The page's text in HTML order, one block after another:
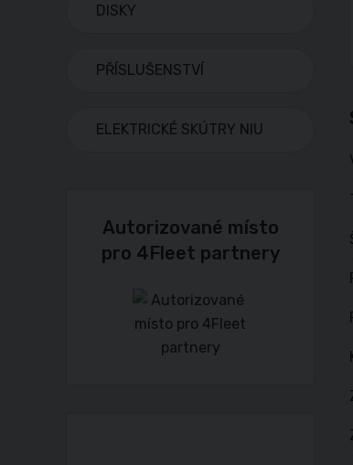
DISKY
PŘÍSLUŠENSTVÍ
ELEKTRICKÉ SKÚTRY NIU
Autorizované místo
pro 4Fleet partnery